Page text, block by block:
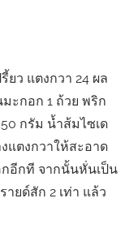
ยว แตงกวา 24 ผล
ะกอก 1 ถ้วย พริก
กรัม น้ำส้มไซเด
งแตงกวาให้สะอาด
กอีกที จากนั้นหั่นเป็น
ยด์สัก 2 เท่า แล้ว